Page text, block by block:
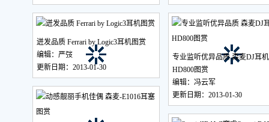
迸发品质 Ferrari by Logic3耳机图赏
编辑：严弢
更新日期：2013-01-30
专业监听优异品质 森麦DJ耳
HD800图赏
编辑：冯云军
更新日期：2013-01-30